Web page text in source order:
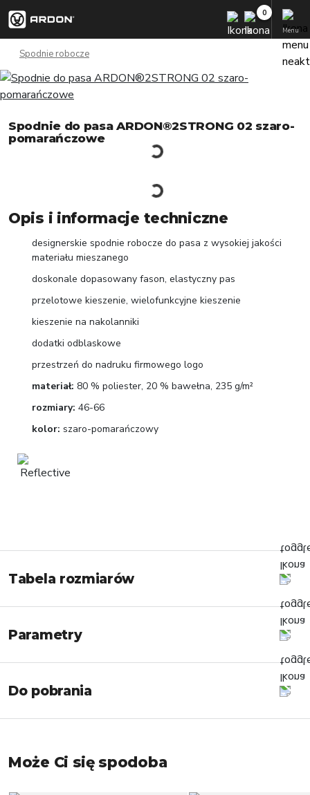
Menu
Spodnie robocze
Spodnie do pasa ARDON®2STRONG 02 szaro-
pomarańczowe
Opis i informacje techniczne
designerskie spodnie robocze do pasa z wysokiej jakości
materiału mieszanego
doskonale dopasowany fason, elastyczny pas
przelotowe kieszenie, wielofunkcyjne kieszenie
kieszenie na nakolanniki
dodatki odblaskowe
przestrzeń do nadruku firmowego logo
materiał: 80 % poliester, 20 % bawełna, 235 g/m²
rozmiary: 46-66
kolor: szaro-pomarańczowy
Tabela rozmiarów
Parametry
Do pobrania
Może Ci się spodoba